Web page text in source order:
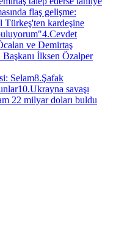
flaş gelişme:
Türkeş'ten kardeşine
4.Cevdet
ve Demirtaş
İlksen Özalper
Selam8.Şafak
10.Ukrayna savaşı
22 milyar doları buldu